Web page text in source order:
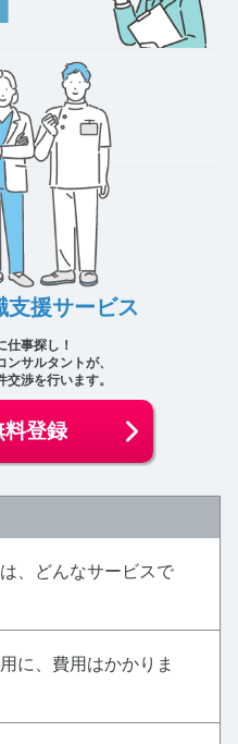
支援サービス
仕事探し！
サルタントが、
渉を行います。
料登録
、どんなサービスで
に、費用はかかりま